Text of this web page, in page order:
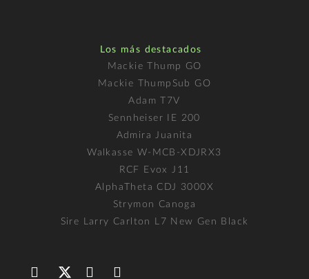
Los más destacados
Mackie Thump GO
Mackie ThumpSub GO
Adam T7V
Sennheiser IE 200
Admira Juanita
Walkasse W-MCB-XDJRX3
RCF Evox J11
AlphaTheta CDJ 3000X
Strymon Canoga
Sire Larry Carlton L7 New Gen Black